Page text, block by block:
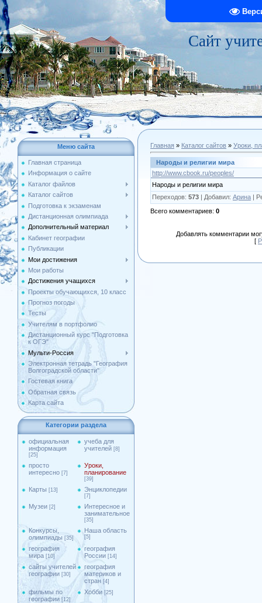
Сайт
Меню сайта
Главная страница
Информация о сайте
Каталог файлов
Каталог сайтов
Подготовка к экзаменам
Дистанционная олимпиада
Дополнительный материал
Кабинет географии
Публикации
Мои достижения
Мои работы
Достижения учащихся
Проекты обучающихся, 10 класс
Прогноз погоды
Тесты
Учителям в портфолио
Дистанционный курс "Подготовка
к ОГЭ"
Мульти-Россия
Электронная тетрадь "География
Волгоградской области"
Гостевая книга
Обратная связь
Карта сайта
Категории раздела
официальная
информация
[25]
учеба для
учителей [8]
просто
интересно [7]
Уроки,
планирование
[39]
Карты [13] Энциклопедии
[7]
Музеи [2]
Интересное и
занимательное
[35]
Конкурсы,
олимпиады [35]
Наша область
[5]
география
мира [10]
география
России [14]
сайты учителей
географии [30]
география
материков и
стран [4]
фильмы по
географии [12]
Хобби [25]
Главная » Каталог сайтов » Уроки,
Народы и религии мира
http://www.cbook.ru/peoples/
Народы и религии мира
Переходов: 573 | Добавил: Арина |
Всего комментариев: 0
Добавлять комментарии
[